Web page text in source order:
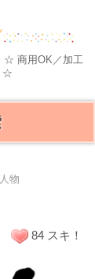
☆ 商用OK／加工
☆
人物
84 スキ！